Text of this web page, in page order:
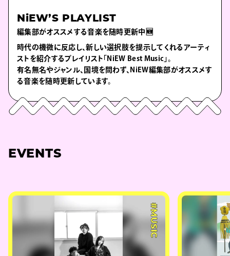
NiEW’S PLAYLIST
編集部がオススメする音楽を随時更新中🆕
時代の機微に反応し、新しい選択肢を提示してくれるアーティ
ストを紹介するプレイリスト「NiEW Best Music」。
有名無名やジャンル、国境を問わず、NiEW編集部がオススメす
る音楽を随時更新しています。
EVENTS
#MUSIC